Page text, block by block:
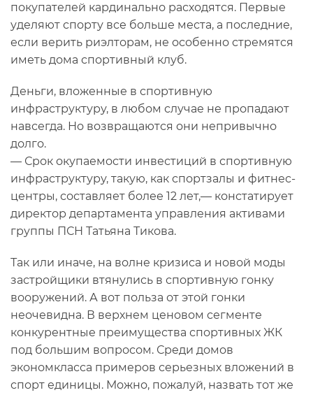
покупателей кардинально расходятся. Первые
уделяют спорту все больше места, а последние,
если верить риэлторам, не особенно стремятся
иметь дома спортивный клуб.
Деньги, вложенные в спортивную
инфраструктуру, в любом случае не пропадают
навсегда. Но возвращаются они непривычно
долго.
— Срок окупаемости инвестиций в спортивную
инфраструктуру, такую, как спортзалы и фитнес-
центры, составляет более 12 лет,— констатирует
директор департамента управления активами
группы ПСН Татьяна Тикова.
Так или иначе, на волне кризиса и новой моды
застройщики втянулись в спортивную гонку
вооружений. А вот польза от этой гонки
неочевидна. В верхнем ценовом сегменте
конкурентные преимущества спортивных ЖК
под большим вопросом. Среди домов
экономкласса примеров серьезных вложений в
спорт единицы. Можно, пожалуй, назвать тот же